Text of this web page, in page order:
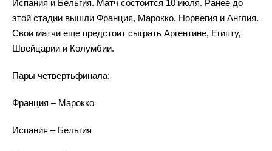
Испания и Бельгия. Матч состоится 10 июля. Ранее до
этой стадии вышли Франция, Марокко, Норвегия и Англия.
Свои матчи еще предстоит сыграть Аргентине, Египту,
Швейцарии и Колумбии.
Пары четвертьфинала:
Франция – Марокко
Испания – Бельгия